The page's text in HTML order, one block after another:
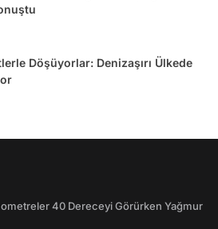
Döşüyorlar: Denizaşırı Ülkede
40 Dereceyi Görürken Yağmur